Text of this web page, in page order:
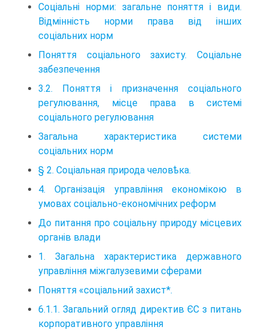
Соціальні норми: загальне поняття і види.
Відмінність норми права від інших
соціальних норм
Поняття соціального захисту. Соціальне
забезпечення
3.2. Поняття і призначення соціального
регулювання, місце права в системі
соціального регулювання
Загальна характеристика системи
соціальних норм
§ 2. Соціальная природа человѣка.
4. Організація управління економікою в
умовах соціально-економічних реформ
До питання про соціальну природу місцевих
органів влади
1. Загальна характеристика державного
управління міжгалузевими сферами
Поняття «соціальний захист*.
6.1.1. Загальний огляд директив ЄС з питань
корпоративного управління